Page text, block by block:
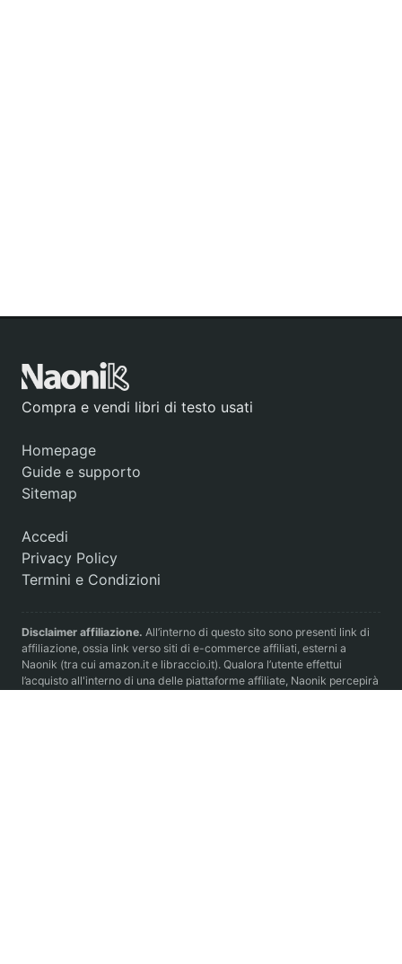
Compra e vendi libri di testo usati
Homepage
Guide e supporto
Sitemap
Accedi
Privacy Policy
Termini e Condizioni